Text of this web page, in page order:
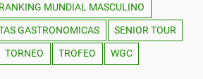
RANKING MUNDIAL MASCULINO
GASTRONOMICAS SENIOR TOUR
TORNEO TROFEO WGC